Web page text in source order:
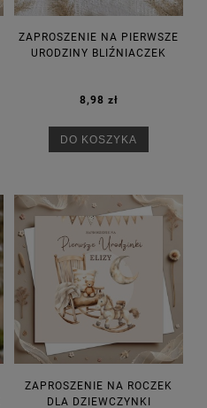
ZAPROSZENIE NA PIERWSZE
URODZINY BLIŹNIACZEK
8,98 zł
DO KOSZYKA
ZAPROSZENIE NA ROCZEK
DLA DZIEWCZYNKI